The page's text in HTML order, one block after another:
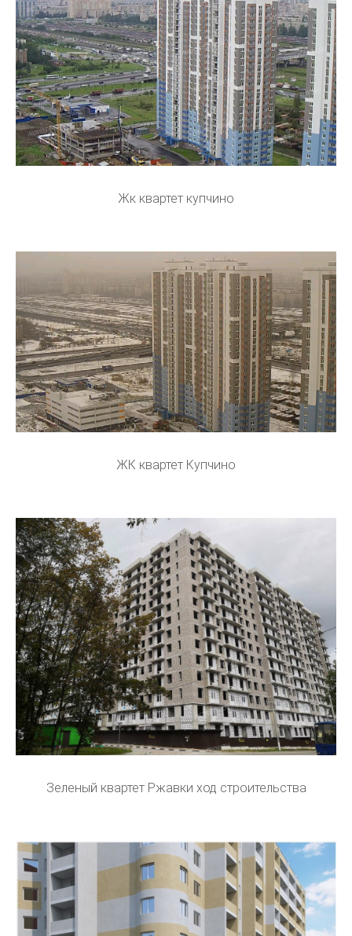
Жк квартет купчино
ЖК квартет Купчино
Зеленый квартет Ржавки ход строительства